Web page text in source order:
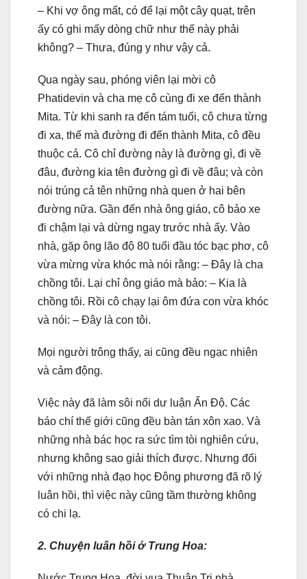
– Khi vợ ông mất, có để lại một cây quạt, trên
ấy có ghi mấy dòng chữ như thế này phải
không? – Thưa, đúng y như vậy cả.
Qua ngày sau, phóng viên lại mời cô
Phatidevin và cha mẹ cô cùng đi xe đến thành
Mita. Từ khi sanh ra đến tám tuổi, cô chưa từng
đi xa, thế mà đường đi đến thành Mita, cô đều
thuộc cả. Cô chỉ đường này là đường gì, đi về
đâu, đường kia tên đường gì đi về đâu; và còn
nói trúng cả tên những nhà quen ở hai bên
đường nữa. Gần đến nhà ông giáo, cô bảo xe
đi chậm lại và dừng ngay trước nhà ấy. Vào
nhà, gặp ông lão độ 80 tuổi đầu tóc bạc phơ, cô
vừa mừng vừa khóc mà nói rằng: – Ðây là cha
chồng tôi. Lại chỉ ông giáo mà bảo: – Kia là
chồng tôi. Rồi cô chạy lại ôm đứa con vừa khóc
và nói: – Ðây là con tôi.
Mọi người trông thấy, ai cũng đều ngạc nhiên
và cảm động.
Việc này đã làm sôi nổi dư luận Ấn Ðộ. Các
báo chí thế giới cũng đều bàn tán xôn xao. Và
những nhà bác học ra sức tìm tòi nghiên cứu,
nhưng không sao giải thích được. Nhưng đối
với những nhà đạo học Ðông phương đã rõ lý
luân hồi, thì việc này cũng tầm thường không
có chi lạ.
2. Chuyện luân hồi ở Trung Hoa: